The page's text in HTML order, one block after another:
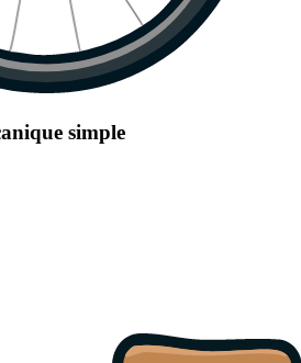
simple